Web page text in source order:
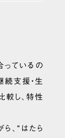
っているの
続支援・生
較し、特性
、“はたら